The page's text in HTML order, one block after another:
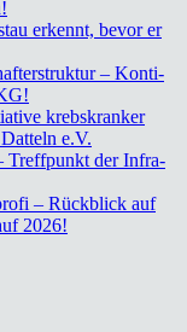
erkennt, bevor er
– Kon­ti­
krebs­kran­ker
e.V.
Treff­punkt der Infra­
– Rück­blick auf
2026!